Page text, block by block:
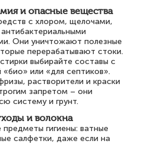
и опасные вещества
с хлором, щелочами,
Они уничтожают полезные
перерабатывают стоки.
выбирайте составы с
или «для септиков».
растворители и краски
запретом – они
систему и грунт.
и волокна
гигиены: ватные
салфетки, даже если на